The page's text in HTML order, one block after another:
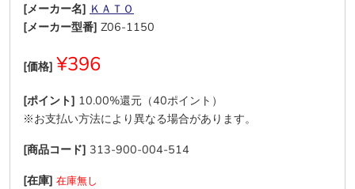
[メーカー名] ＫＡＴＯ
[メーカー型番] Z06-1150
[価格] ¥396
[ポイント] 10.00%還元（40ポイント）
※お支払い方法により異なる場合があります。
[商品コード] 313-900-004-514
[在庫] 在庫無し